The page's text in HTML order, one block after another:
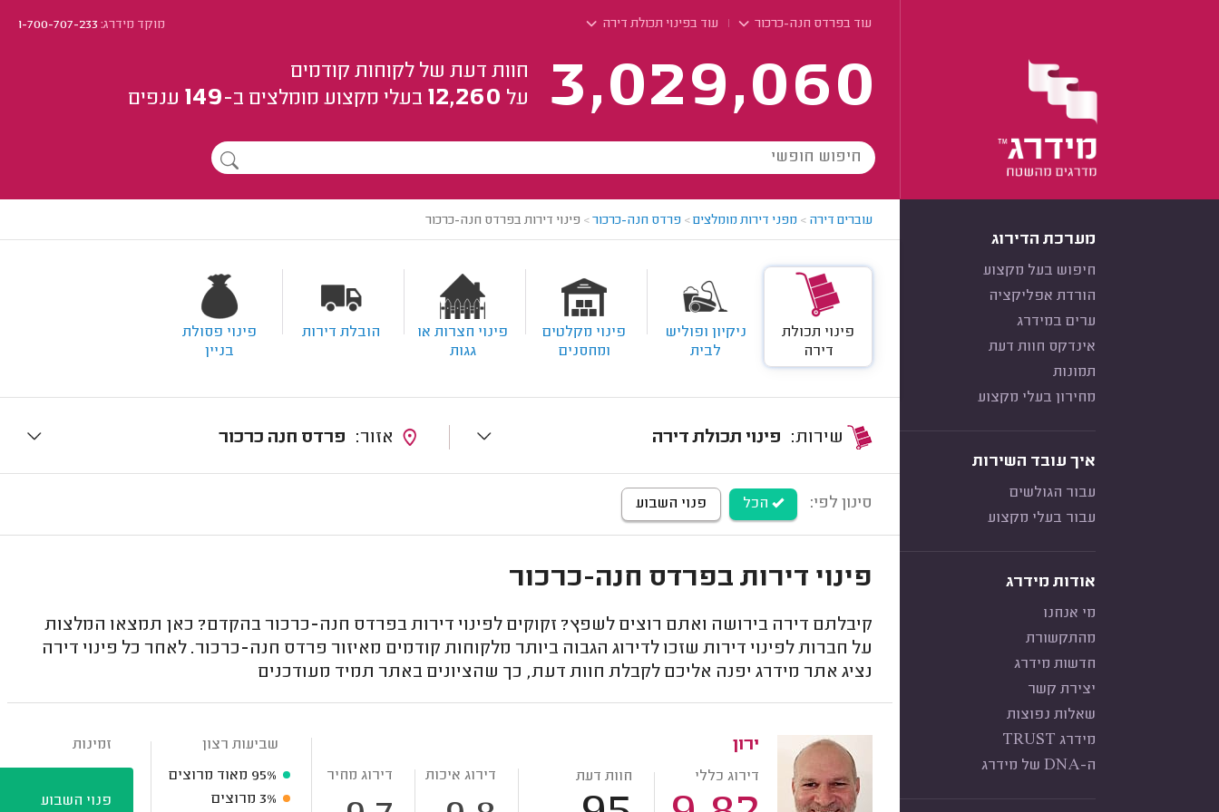
עוד בפרדס חנה-כרכור עוד בפינוי תכולת דירה מוקד מידרג:1-700-707-233
3,029,060
חוות דעת של לקוחות קודמים
על 12,260 בעלי מקצוע מומלצים ב-149 ענפים
מערכת הדירוג
חיפוש בעל מקצוע
הורדת אפליקציה
ערים במידרג
אינדקס חוות דעת
תמונות
מחירון בעלי מקצוע
איך עובד השירות
עבור הגולשים
עבור בעלי מקצוע
אודות מידרג
מי אנחנו
מהתקשורת
חדשות מידרג
יצירת קשר
שאלות נפוצות
מידרג TRUST
ה-DNA של מידרג
עוברים דירה > מפני דירות מומלצים> פרדס חנה-כרכור> פינוי דירות בפרדס חנה-כרכור
פינוי תכולת
דירה
ניקיון ופוליש
לבית
פינוי מקלטים
ומחסנים
פינוי חצרות או
גגות
הובלת דירות
פינוי פסולת
בניין
פינוי תכולת דירה פרדס חנה כרכור
סינון לפי: הכל פנוי השבוע
פינוי דירות בפרדס חנה-כרכור
קיבלתם דירה בירושה ואתם רוצים לשפץ? זקוקים לפינוי דירות בפרדס חנה-כרכור בהקדם? כאן תמצאו המלצות
על חברות לפינוי דירות שזכו לדירוג הגבוה ביותר מלקוחות קודמים מאיזור פרדס חנה-כרכור. לאחר כל פינוי דירה
נציג אתר מידרג יפנה אליכם לקבלת חוות דעת, כך שהציונים באתר תמיד מעודכנים
ירון
דירוג כללי חוות דעת דירוג איכות דירוג מחיר
שביעות רצון
95% מאוד מרוצים
3% מרוצים
זמינות
פנוי השבוע